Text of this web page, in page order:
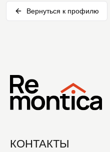
Вернуться к профилю
КОНТАКТЫ